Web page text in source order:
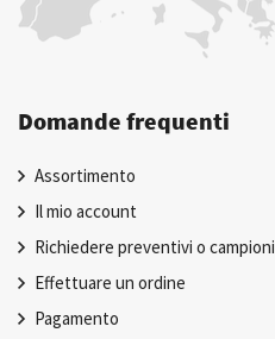
Domande frequenti
Assortimento
Il mio account
Richiedere preventivi o campioni
Effettuare un ordine
Pagamento